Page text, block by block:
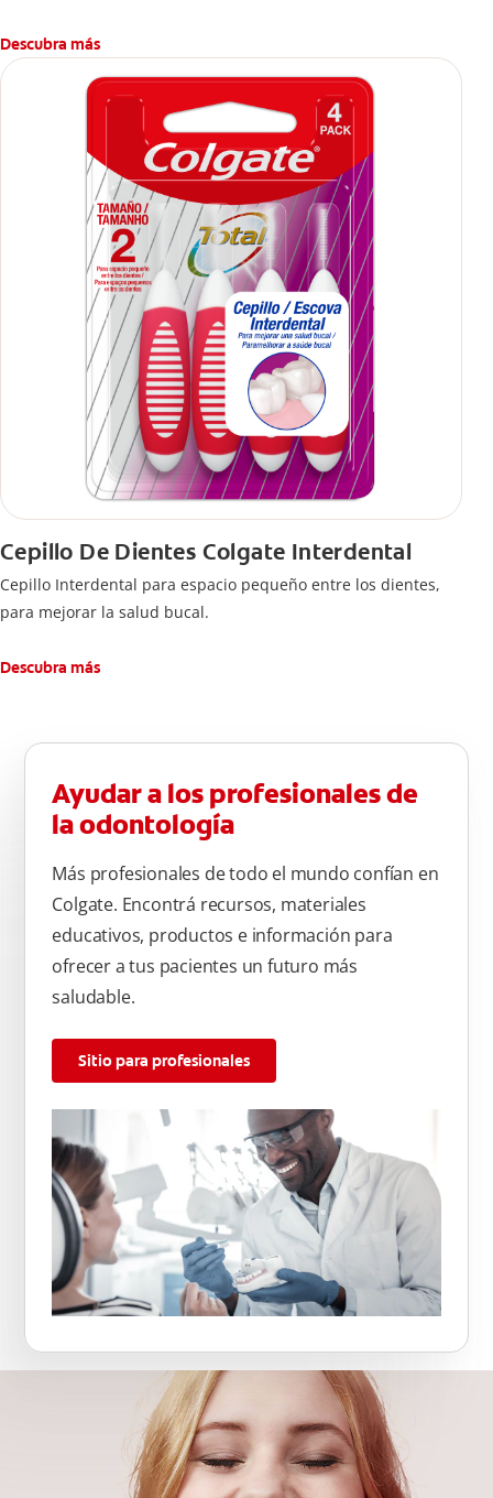
estudios clínicos publicados
**Con uso regularr
Descubra más
Cepillo De Dientes Colgate Interdental
Cepillo Interdental para espacio pequeño entre los dientes,
para mejorar la salud bucal.
Descubra más
Ayudar a los profesionales de
la odontología
Más profesionales de todo el mundo confían en
Colgate. Encontrá recursos, materiales
educativos, productos e información para
ofrecer a tus pacientes un futuro más
saludable.
Sitio para profesionales